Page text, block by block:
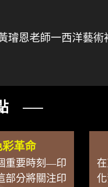
璿恩老師一西洋藝術
──
革命
重要時刻—印
部分將關注印